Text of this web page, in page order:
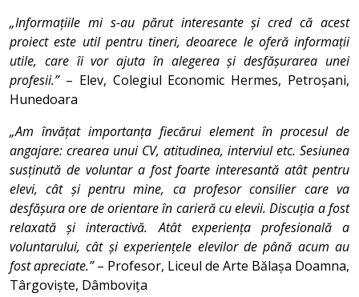
„Informațiile mi s-au părut interesante și cred că acest
proiect este util pentru tineri, deoarece le oferă informații
utile, care îi vor ajuta în alegerea și desfășurarea unei
profesii.”– Elev, Colegiul Economic Hermes, Petroșani,
Hunedoara
„Am învățat importanța fiecărui element în procesul de
angajare: crearea unui CV, atitudinea, interviul etc. Sesiunea
susținută de voluntar a fost foarte interesantă atât pentru
elevi, cât și pentru mine, ca profesor consilier care va
desfășura ore de orientare în carieră cu elevii. Discuția a fost
relaxată și interactivă. Atât experiența profesională a
voluntarului, cât și experiențele elevilor de până acum au
fost apreciate.”– Profesor, Liceul de Arte Bălașa Doamna,
Târgoviște, Dâmbovița